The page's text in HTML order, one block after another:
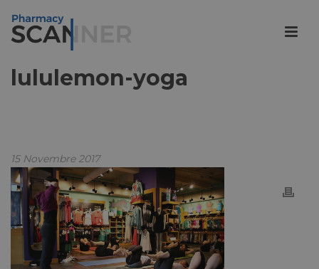
lululemon-yoga
15 Novembre 2017